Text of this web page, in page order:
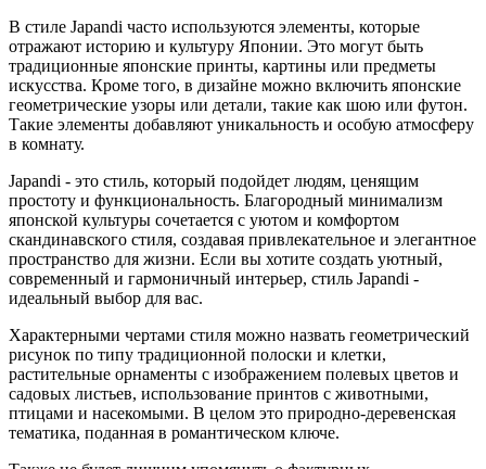
В стиле Japandi часто используются элементы, которые
отражают историю и культуру Японии. Это могут быть
традиционные японские принты, картины или предметы
искусства. Кроме того, в дизайне можно включить японские
геометрические узоры или детали, такие как шою или футон.
Такие элементы добавляют уникальность и особую атмосферу
в комнату.
Japandi - это стиль, который подойдет людям, ценящим
простоту и функциональность. Благородный минимализм
японской культуры сочетается с уютом и комфортом
скандинавского стиля, создавая привлекательное и элегантное
пространство для жизни. Если вы хотите создать уютный,
современный и гармоничный интерьер, стиль Japandi -
идеальный выбор для вас.
Характерными чертами стиля можно назвать геометрический
рисунок по типу традиционной полоски и клетки,
растительные орнаменты с изображением полевых цветов и
садовых листьев, использование принтов с животными,
птицами и насекомыми. В целом это природно-деревенская
тематика, поданная в романтическом ключе.